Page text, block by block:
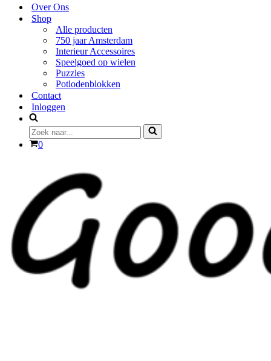
Over Ons
Shop
Alle producten
750 jaar Amsterdam
Interieur Accessoires
Speelgoed op wielen
Puzzles
Potlodenblokken
Contact
Inloggen
Zoek
naar...
Winkelwagen
0